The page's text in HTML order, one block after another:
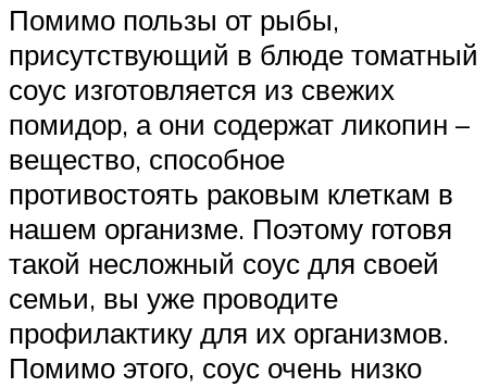
Помимо пользы от рыбы,
присутствующий в блюде томатный
соус изготовляется из свежих
помидор, а они содержат ликопин –
вещество, способное
противостоять раковым клеткам в
нашем организме. Поэтому готовя
такой несложный соус для своей
семьи, вы уже проводите
профилактику для их организмов.
Помимо этого, соус очень низко